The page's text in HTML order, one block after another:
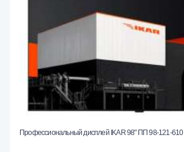
Профессиональный дисплей IKAR 98" ПП 98-121-610